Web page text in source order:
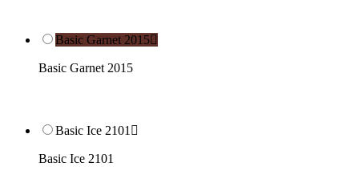
Basic Garnet 2015
Basic Garnet 2015
Basic Ice 2101 
Basic Ice 2101